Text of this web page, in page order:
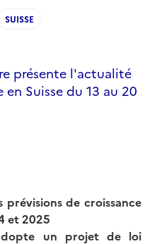
SUISSE
présente l'actualité
Suisse du 13 au 20
prévisions de croissance
et 2025
un projet de loi